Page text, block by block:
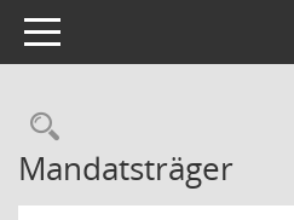
Toggle navigation
Rechercheauswahl
Mandatsträger